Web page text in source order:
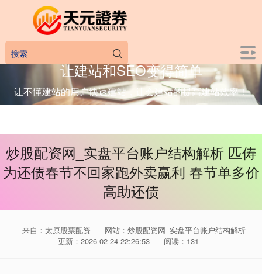
让建站和SEO变得简单
让不懂建站的用户快速建站，让会建站的提高建站效率！
炒股配资网_实盘平台账户结构解析 匹俦
为还债春节不回家跑外卖赢利 春节单多价
高助还债
来自：太原股票配资
网站：炒股配资网_实盘平台账户结构解析
更新：2026-02-24 22:26:53
阅读：131